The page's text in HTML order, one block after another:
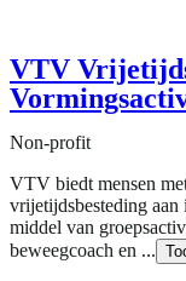
VTV
Non-profit
VTV biedt mensen
vrijetijdsbesteding
middel van
beweegcoach en ...